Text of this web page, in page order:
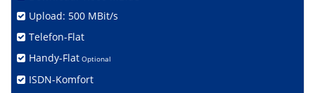
Upload: 500 MBit/s
Telefon-Flat
Handy-Flat Optional
ISDN-Komfort